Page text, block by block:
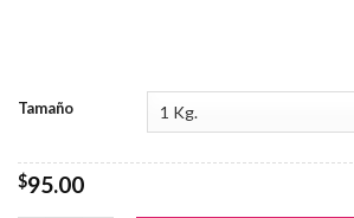
Tamaño
$95.00